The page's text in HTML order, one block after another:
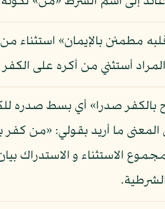
مطمئن بالإيمان» استثناء
المراد أستثني من أكره على
صدرا» أي بسط صدره
ما أريد بقولي: «من كفر
الاستثناء و الاستدراك